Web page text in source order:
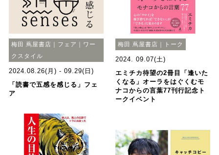
梅田 蔦屋書店｜フェア｜ワー
クスタイル
2024.08.26(月) - 09.29(日)
「読書で五感を感じる」フェ
ア
梅田 蔦屋書店｜トーク
2024. 09.07(土)
エミチカ待望の2冊目「逢いた
くなる」オーラをはぐくむモ
ナコからの言葉77刊行記念ト
ークイベント